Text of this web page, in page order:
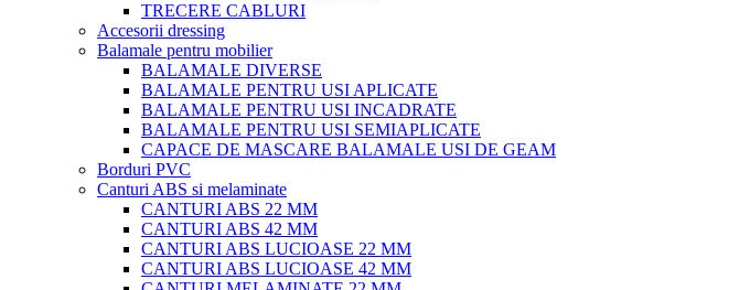
TRECERE CABLURI
Accesorii dressing
Balamale pentru mobilier
BALAMALE DIVERSE
BALAMALE PENTRU USI APLICATE
BALAMALE PENTRU USI INCADRATE
BALAMALE PENTRU USI SEMIAPLICATE
CAPACE DE MASCARE BALAMALE USI DE GEAM
Borduri PVC
Canturi ABS si melaminate
CANTURI ABS 22 MM
CANTURI ABS 42 MM
CANTURI ABS LUCIOASE 22 MM
CANTURI ABS LUCIOASE 42 MM